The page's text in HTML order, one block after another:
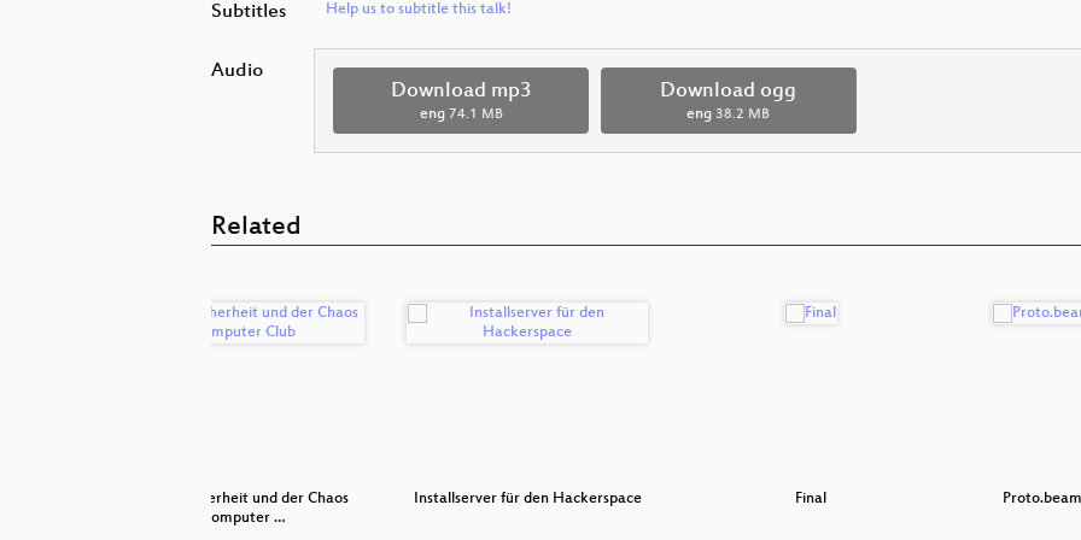
Subtitles Help us to subtitle this talk!
Audio
Download mp3
eng 74.1 MB
Download ogg
eng 38.2 MB
Related
Datensicherheit und der Chaos
Computer …
Installserver für den Hackerspace Final